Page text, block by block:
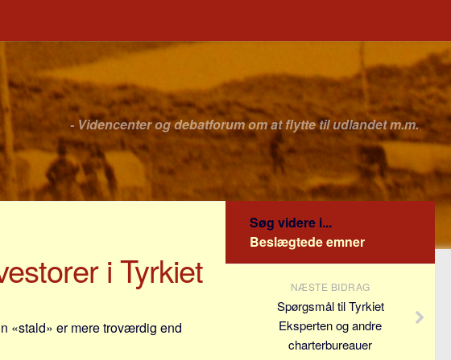
- Videncenter og debatforum om at flytte til udlandet m.m.
i Tyrkiet
«stald» er mere troværdig end
Søg videre i...
Beslægtede emner
NÆSTE BIDRAG
Spørgsmål til Tyrkiet
Eksperten og andre
charterbureauer